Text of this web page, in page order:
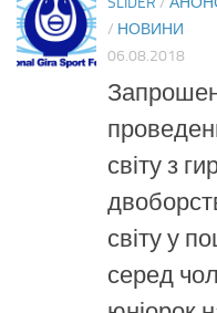
/ НОВИНИ
06.08.2018
світу з
світу у
серед